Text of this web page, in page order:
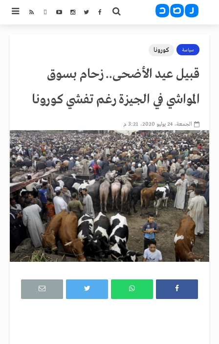
سياسة كورونا
قبيل عيد الأضحى.. زحام بسوق
المواشي في الجيزة رغم تفشي كورونا
الجمعة، 24 يوليو 2020، 3:21 م